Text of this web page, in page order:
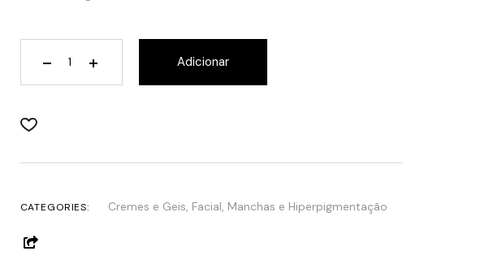
Adicionar
CATEGORIES: Cremes e Geis, Facial, Manchas e Hiperpigmentação